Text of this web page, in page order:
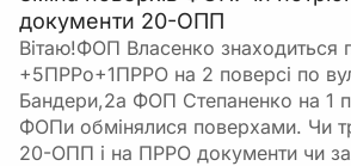
документи 20-ОПП
Вітаю!ФОП Власенко
+5ПРРо+1ПРРО на 2 поверсі по
Бандери,2а ФОП Степаненко на 1
ФОПи обмінялися поверхами. Чи
20-ОПП і на ПРРО документи чи